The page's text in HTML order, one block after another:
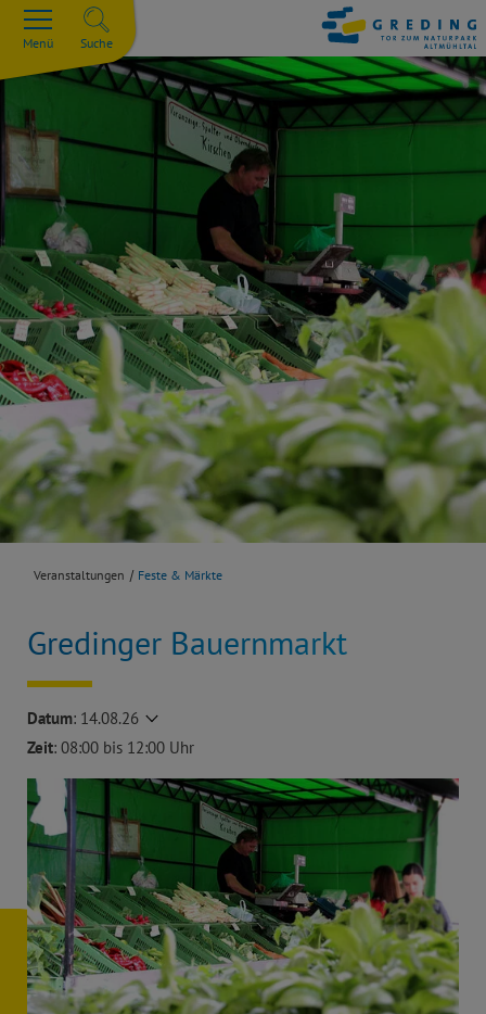
Menü Suche
Veranstaltungen Feste & Märkte
Gredinger Bauernmarkt
Datum: 14.08.26
Zeit: 08:00 bis 12:00 Uhr